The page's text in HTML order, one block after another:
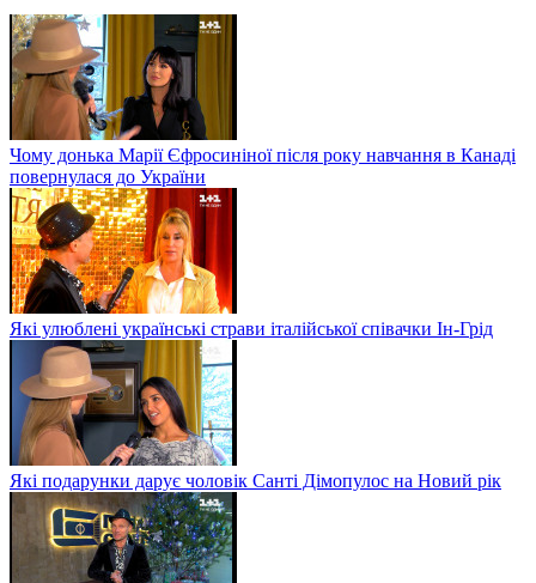
Чому донька Марії Єфросиніної після року навчання в Канаді
повернулася до України
Які улюблені українські страви італійської співачки Ін-Грід
Які подарунки дарує чоловік Санті Дімопулос на Новий рік